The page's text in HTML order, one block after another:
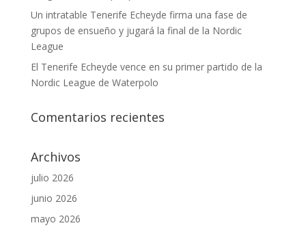
Un intratable Tenerife Echeyde firma una fase de
grupos de ensueño y jugará la final de la Nordic
League
El Tenerife Echeyde vence en su primer partido de la
Nordic League de Waterpolo
Comentarios recientes
Archivos
julio 2026
junio 2026
mayo 2026